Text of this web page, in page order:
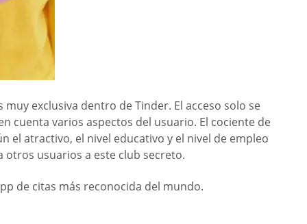
exclusiva dentro de Tinder. El acceso solo se
cuenta varios aspectos del usuario. El cociente de
el atractivo, el nivel educativo y el nivel de empleo
otros usuarios a este club secreto.
de citas más reconocida del mundo.